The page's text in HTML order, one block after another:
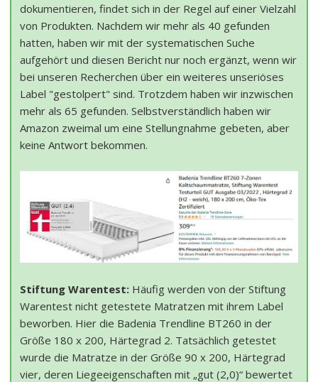
dokumentieren, findet sich in der Regel auf einer Vielzahl
von Produkten. Nachdem wir mehr als 40 gefunden
hatten, haben wir mit der systematischen Suche
aufgehört und diesen Bericht nur noch ergänzt, wenn wir
bei unseren Recherchen über ein weiteres unseriöses
Label "gestolpert" sind. Trotzdem haben wir inzwischen
mehr als 65 gefunden. Selbstverständlich haben wir
Amazon zweimal um eine Stellungnahme gebeten, aber
keine Antwort bekommen.
Stiftung Warentest: Häufig werden von der Stiftung
Warentest nicht getestete Matratzen mit ihrem Label
beworben. Hier die Badenia Trendline BT260 in der
Größe 180 x 200, Härtegrad 2. Tatsächlich getestet
wurde die Matratze in der Größe 90 x 200, Härtegrad
vier, deren Liegeeigenschaften mit „gut (2,0)“ bewertet